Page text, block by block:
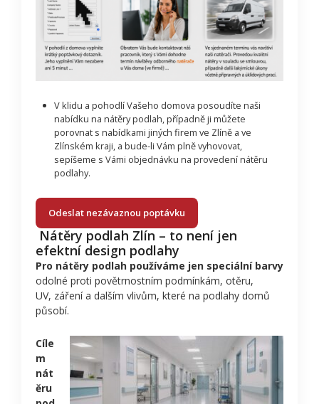
V klidu a pohodlí Vašeho domova posoudíte naši
nabídku na nátěry podlah, případně ji můžete
porovnat s nabídkami jiných firem ve Zlíně a ve
Zlínském kraji, a bude-li Vám plně vyhovovat,
sepíšeme s Vámi objednávku na provedení nátěru
podlahy.
Odeslat nezávaznou poptávku
Nátěry podlah Zlín – to není jen
efektní design podlahy
Pro nátěry podlah používáme jen speciální barvy
odolné proti povětrnostním podmínkám, otěru,
UV, záření a dalším vlivům, které na podlahy domů
působí.
Cíle
m
nát
ěru